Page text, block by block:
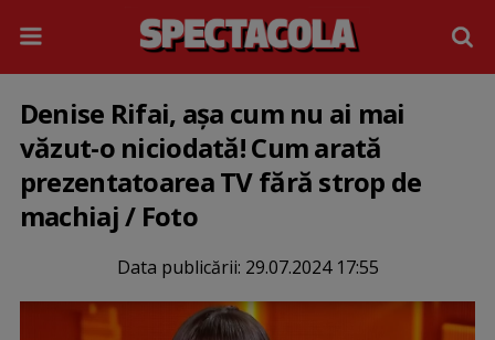
Denise Rifai, așa cum nu ai mai
văzut-o niciodată! Cum arată
prezentatoarea TV fără strop de
machiaj / Foto
Data publicării: 29.07.2024 17:55